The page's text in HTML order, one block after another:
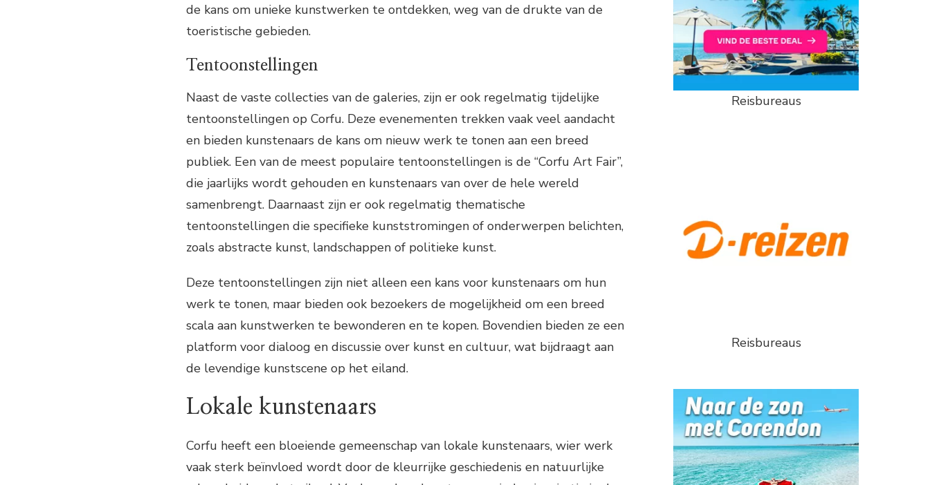
de kans om unieke kunstwerken te ontdekken, weg van de drukte van de
toeristische gebieden.
Tentoonstellingen
Naast de vaste collecties van de galeries, zijn er ook regelmatig tijdelijke
tentoonstellingen op Corfu. Deze evenementen trekken vaak veel aandacht
en bieden kunstenaars de kans om nieuw werk te tonen aan een breed
publiek. Een van de meest populaire tentoonstellingen is de “Corfu Art Fair”,
die jaarlijks wordt gehouden en kunstenaars van over de hele wereld
samenbrengt. Daarnaast zijn er ook regelmatig thematische
tentoonstellingen die specifieke kunststromingen of onderwerpen belichten,
zoals abstracte kunst, landschappen of politieke kunst.
Deze tentoonstellingen zijn niet alleen een kans voor kunstenaars om hun
werk te tonen, maar bieden ook bezoekers de mogelijkheid om een breed
scala aan kunstwerken te bewonderen en te kopen. Bovendien bieden ze een
platform voor dialoog en discussie over kunst en cultuur, wat bijdraagt aan
de levendige kunstscene op het eiland.
Lokale kunstenaars
Corfu heeft een bloeiende gemeenschap van lokale kunstenaars, wier werk
vaak sterk beïnvloed wordt door de kleurrijke geschiedenis en natuurlijke
Reisbureaus
Reisbureaus